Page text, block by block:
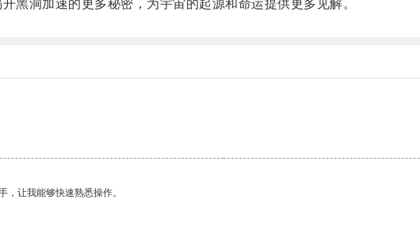
洞加速的更多秘密，为宇宙的起源和命运提供更多见解。
让我能够快速熟悉操作。